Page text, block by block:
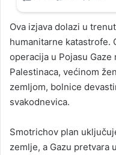
Ova izjava dolazi u
humanitarne katastrofe.
operacija u Pojasu
Palestinaca, većinom
zemljom, bolnice
svakodnevica.
Smotrichov plan
zemlje, a Gazu pretvara